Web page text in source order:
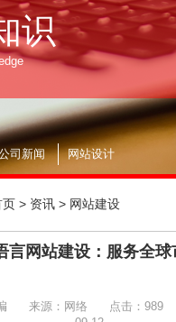
识
司新闻 网站设计
页 > 资讯 > 网站建设
言网站建设：服务全
来源：网络 点击： 989